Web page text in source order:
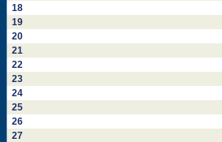
18
19
20
21
22
23
24
25
26
27